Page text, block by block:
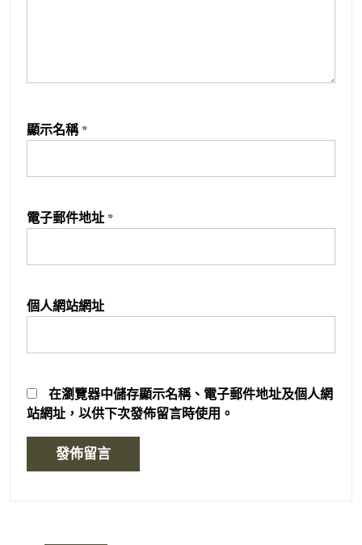
顯示名稱 *
電子郵件地址 *
個人網站網址
在瀏覽器中儲存顯示名稱、電子郵件地址及個人網
站網址，以供下次發佈留言時使用。